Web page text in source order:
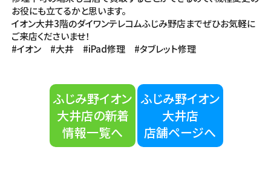
お役にも立てるかと思います。
イオン大井3階のダイワンテレコムふじみ野店までぜひお気軽に
ご来店くださいませ！
#イオン #大井 #iPad修理 #タブレット修理
ふじみ野イオン
大井店の新着
情報一覧へ
ふじみ野イオン
大井店
店舗ページへ